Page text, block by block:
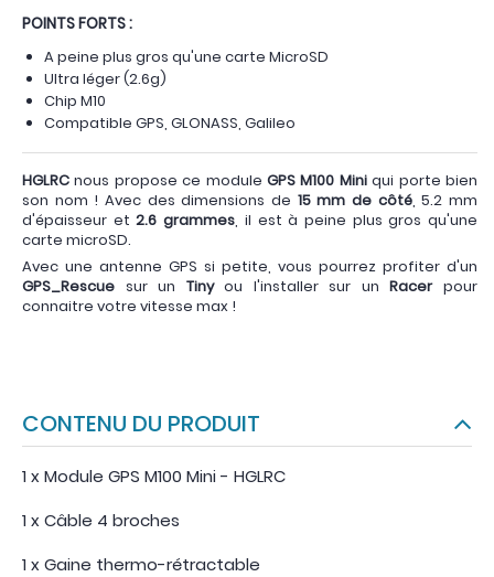
POINTS FORTS :
A peine plus gros qu'une carte MicroSD
Ultra léger (2.6g)
Chip M10
Compatible GPS, GLONASS, Galileo
HGLRC nous propose ce module GPS M100 Miniqui porte bien
son nom ! Avec des dimensions de 15 mm de côté, 5.2 mm
d'épaisseur et2.6 grammes , il est à peine plus gros qu'une
carte microSD.
Avec une antenne GPS si petite, vous pourrez profiter d'un
GPS_Rescue sur un Tinyou l'installer sur unRacerpour
connaitre votre vitesse max !
CONTENU DU PRODUIT
1 x Module GPS M100 Mini - HGLRC
1 x Câble 4 broches
1 x Gaine thermo-rétractable